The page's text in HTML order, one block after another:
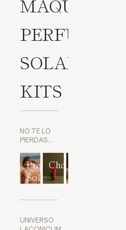
MAQUILLAJE
PERFUMES
SOLARES
KITS
NO TE LO
PIERDAS…
Protección
Solar
Champús
UNIVERSO